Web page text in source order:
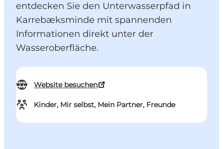
entdecken Sie den Unterwasserpfad in
Karrebæksminde mit spannenden
Informationen direkt unter der
Wasseroberfläche.
Website besuchen
Kinder, Mir selbst, Mein Partner, Freunde